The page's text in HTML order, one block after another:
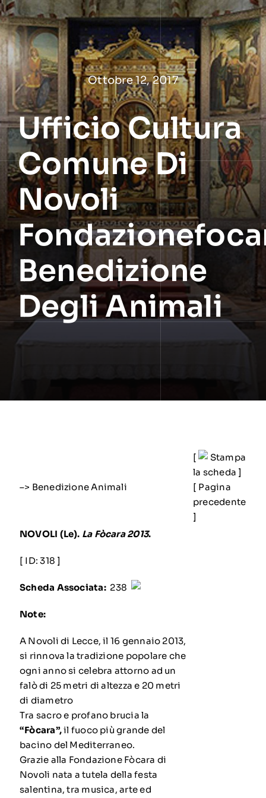
Salta
al
contenuto
Ottobre 12, 2017
Ufficio Cultura
Comune Di
Novoli
Benedizione
Degli Animali
–> Benedizione Animali
[
Stampa
la scheda ]
[ Pagina
precedente
]
NOVOLI (Le). La Fòcara 2013.
[ ID: 318 ]
Scheda Associata: 238
Note:
A Novoli di Lecce, il 16 gennaio 2013,
si rinnova la tradizione popolare che
ogni anno si celebra attorno ad un
falò di 25 metri di altezza e 20 metri
di diametro
Tra sacro e profano brucia la
“Fòcara”,il fuoco più grande del
bacino del Mediterraneo.
Grazie alla Fondazione Fòcara di
Novoli nata a tutela della festa
salentina, tra musica, arte ed